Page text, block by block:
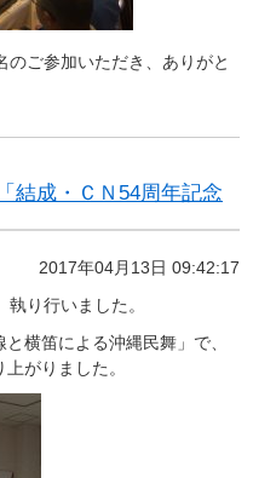
のご参加いただき、ありがと
結成・ＣＮ54周年記念
2017年04月13日 09:42:17
り行いました。
横笛による沖縄民舞」で、
がりました。